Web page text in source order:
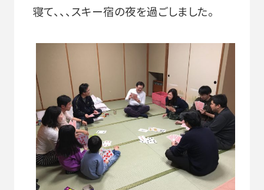
寝て、、、スキー宿の夜を過ごしました。